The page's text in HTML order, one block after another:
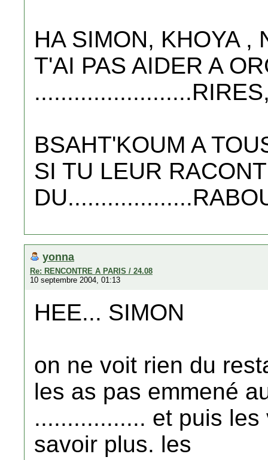
HA SIMON, KHOYA ,
T'AI PAS AIDER A
BSAHT'KOUM A
SI TU LEUR
yonna
Re: RENCONTRE A PARIS / 24.08
10 septembre 2004, 01:13
HEE... SIMON
on ne voit rien du
les as pas emmené
................. et puis
savoir plus. les